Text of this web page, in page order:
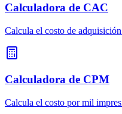
Calculadora de CAC
Calcula el costo de
Calculadora de CPM
Calcula el costo por mil